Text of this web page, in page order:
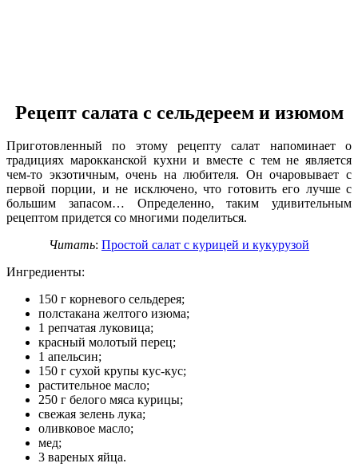
Рецепт салата с сельдереем и изюмом
Приготовленный по этому рецепту салат напоминает о
традициях марокканской кухни и вместе с тем не является
чем-то экзотичным, очень на любителя. Он очаровывает с
первой порции, и не исключено, что готовить его лучше с
большим запасом… Определенно, таким удивительным
рецептом придется со многими поделиться.
Читать: Простой салат с курицей и кукурузой
Ингредиенты:
150 г корневого сельдерея;
полстакана желтого изюма;
1 репчатая луковица;
красный молотый перец;
1 апельсин;
150 г сухой крупы кус-кус;
растительное масло;
250 г белого мяса курицы;
свежая зелень лука;
оливковое масло;
мед;
3 вареных яйца.